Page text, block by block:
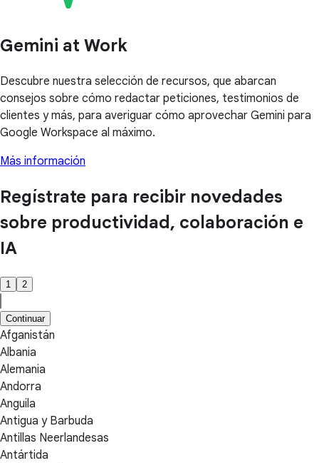
Gemini at Work
Descubre nuestra selección de recursos, que abarcan
consejos sobre cómo redactar peticiones, testimonios de
clientes y más, para averiguar cómo aprovechar Gemini para
Google Workspace al máximo.
Más información
Regístrate para recibir novedades
sobre productividad, colaboración e
IA
1 2
Continuar
Afganistán
Albania
Alemania
Andorra
Anguila
Antigua y Barbuda
Antillas Neerlandesas
Antártida